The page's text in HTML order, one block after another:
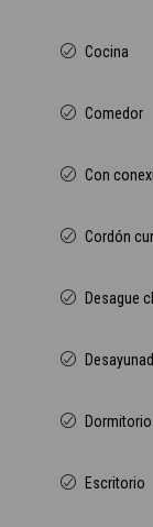
Cocina
Comedor
Con
Cordón
Desague
Escritorio